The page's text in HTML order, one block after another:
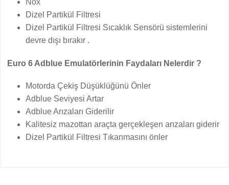
Nox
Dizel Partikül Filtresi
Dizel Partikül Filtresi Sıcaklık Sensörü sistemlerini
devre dışı bırakır .
Euro 6 Adblue Emulatörlerinin Faydaları Nelerdir ?
Motorda Çekiş Düşüklüğünü Önler
Adblue Seviyesi Artar
Adblue Arızaları Giderilir
Kalitesiz mazottan araçta gerçekleşen arızaları giderir
Dizel Partikül Filtresi Tıkanmasını önler